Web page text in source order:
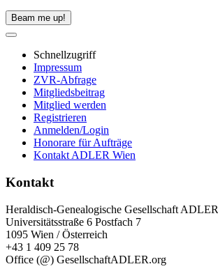
Beam me up!
Schnellzugriff
Impressum
ZVR-Abfrage
Mitgliedsbeitrag
Mitglied werden
Registrieren
Anmelden/Login
Honorare für Aufträge
Kontakt ADLER Wien
Kontakt
Heraldisch-Genealogische Gesellschaft ADLER
Universitätsstraße 6 Postfach 7
1095 Wien / Österreich
+43 1 409 25 78
Office (@) GesellschaftADLER.org